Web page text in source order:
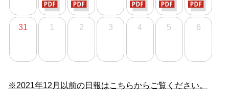
31 1 2 3 4 5 6
※2021年12月以前の日報はこちらからご覧ください。